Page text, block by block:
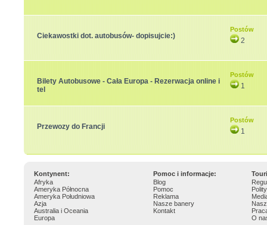
Ciekawostki dot. autobusów- dopisujcie:)
Postów
2
Bilety Autobusowe - Cała Europa - Rezerwacja online i
tel
Postów
1
Przewozy do Francji
Postów
1
Kontynent: Pomoc i informacje:
Afryka
Ameryka Północna
Ameryka Południowa
Azja
Australia i Oceania
Europa
Blog
Pomoc
Reklama
Nasze banery
Kontakt
O